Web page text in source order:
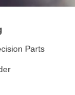
Parts